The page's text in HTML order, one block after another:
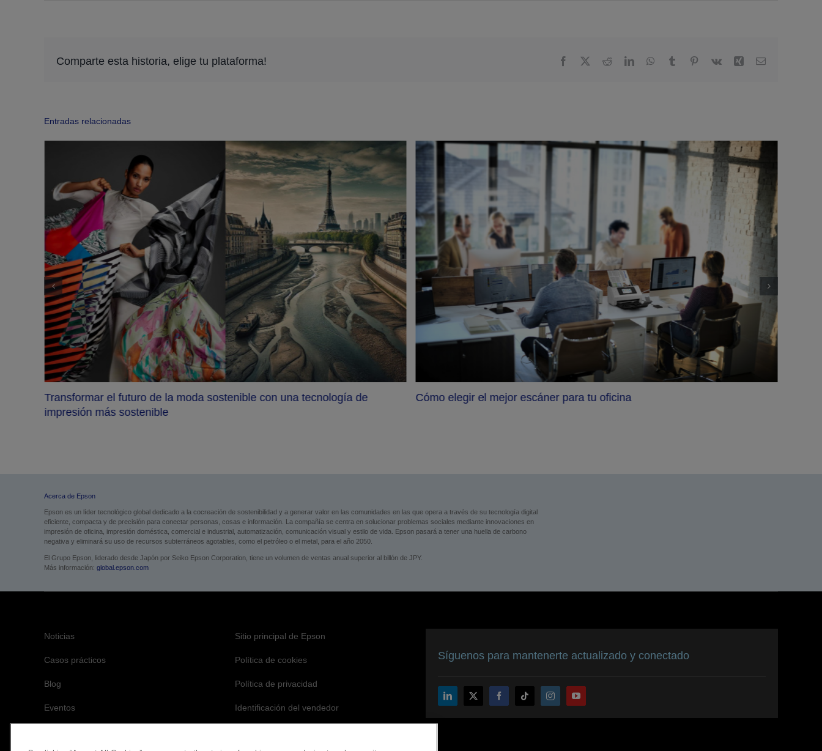
Comparte esta historia, elige tu plataforma! FacebookRedditLinkedInWhatsApp
Tumblr Pinterest
Vk XingEmail
Entradas relacionadas
Transformar el futuro de la moda sostenible con una tecnología de
impresión más sostenible
Cómo elegir el mejor escáner para tu oficina
Acerca de Epson
Epson es un líder tecnológico global dedicado a la cocreación de sostenibilidad y a generar valor en las comunidades en las que opera a través de su tecnología digital
eficiente, compacta y de precisión para conectar personas, cosas e información. La compañía se centra en solucionar problemas sociales mediante innovaciones en
impresión de oficina, impresión doméstica, comercial e industrial, automatización, comunicación visual y estilo de vida. Epson pasará a tener una huella de carbono
negativa y eliminará su uso de recursos subterráneos agotables, como el petróleo o el metal, para el año 2050.
El Grupo Epson, liderado desde Japón por Seiko Epson Corporation, tiene un volumen de ventas anual superior al billón de JPY.
Más información: global.epson.com
Noticias
Casos prácticos
Blog
Eventos
Sitio principal de Epson
Política de cookies
Política de privacidad
Identificación del vendedor
Síguenos para mantenerte actualizado y conectado